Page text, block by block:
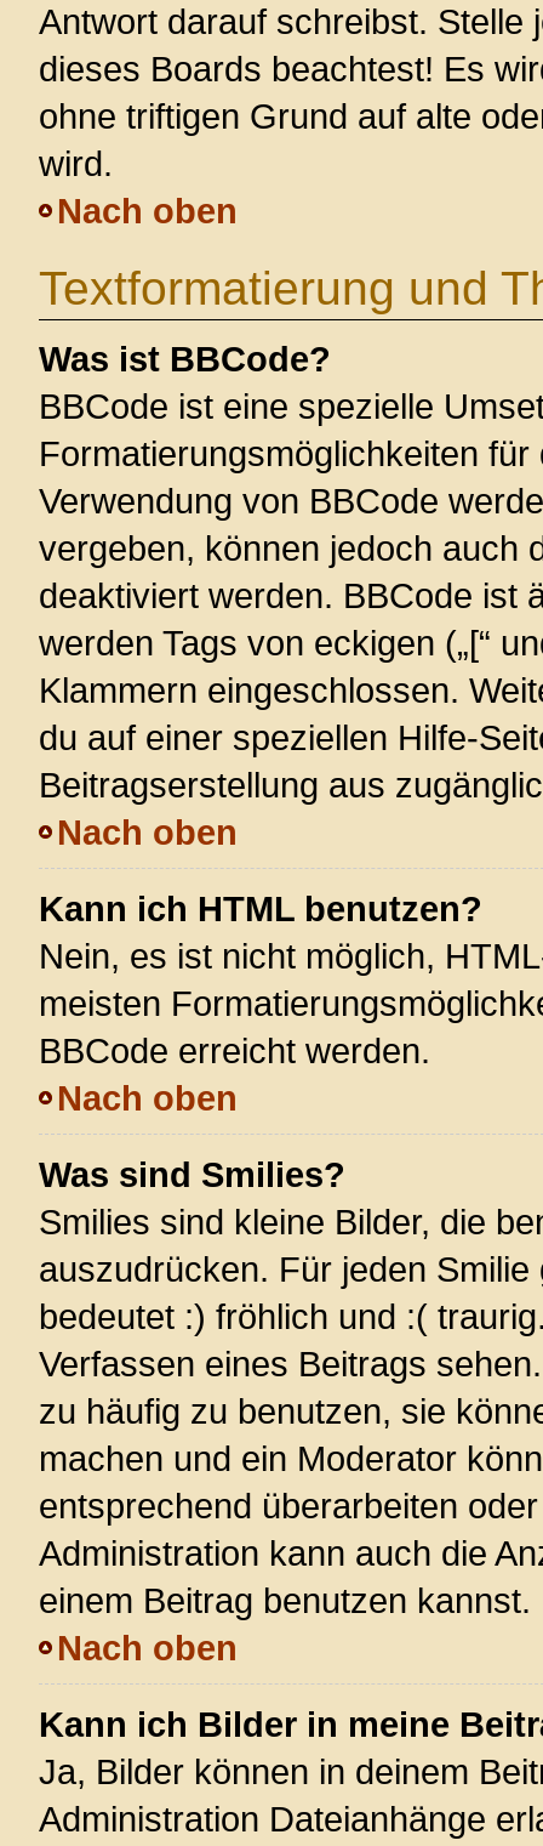
Antwort darauf schreibst. Stelle
dieses Boards beachtest! Es
ohne triftigen Grund auf alte
wird.
Nach oben
Textformatierung und
Was ist BBCode?
BBCode ist eine spezielle
Formatierungsmöglichkeiten
Verwendung von BBCode
vergeben, können jedoch auch
deaktiviert werden. BBCode ist
werden Tags von eckigen („[“
Klammern eingeschlossen.
du auf einer speziellen Hilfe-
Beitragserstellung aus
Nach oben
Kann ich HTML benutzen?
Nein, es ist nicht möglich,
meisten
BBCode erreicht werden.
Nach oben
Was sind Smilies?
Smilies sind kleine Bilder, die
auszudrücken. Für jeden
bedeutet :) fröhlich und :(
Verfassen eines Beitrags
zu häufig zu benutzen, sie
machen und ein Moderator
entsprechend überarbeiten
Administration kann auch die
einem Beitrag benutzen kannst.
Nach oben
Kann ich Bilder in meine
Ja, Bilder können in deinem
Administration Dateianhänge